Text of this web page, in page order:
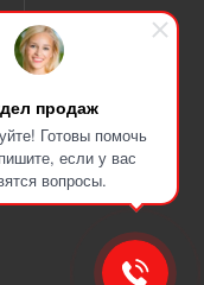
продаж
Готовы помочь
если у вас
вопросы.
Центр